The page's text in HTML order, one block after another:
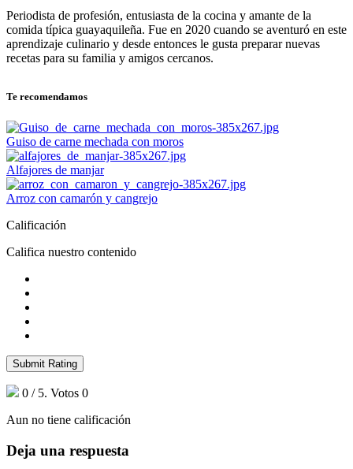
Periodista de profesión, entusiasta de la cocina y amante de la
comida típica guayaquileña. Fue en 2020 cuando se aventuró en este
aprendizaje culinario y desde entonces le gusta preparar nuevas
recetas para su familia y amigos cercanos.
Te recomendamos
Guiso de carne mechada con moros
Alfajores de manjar
Arroz con camarón y cangrejo
Calificación
Califica nuestro contenido
Submit Rating
0 / 5. Votos 0
Aun no tiene calificación
Deja una respuesta